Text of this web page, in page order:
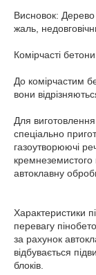
Висновок: Дерево
жаль,
Комірчасті бетони.
До комірчастим
вони
Для
спеціально
газоутворюючі
кремнеземистого
автоклавну
Характеристики
перевагу
за рахунок
відбувається
блоків.